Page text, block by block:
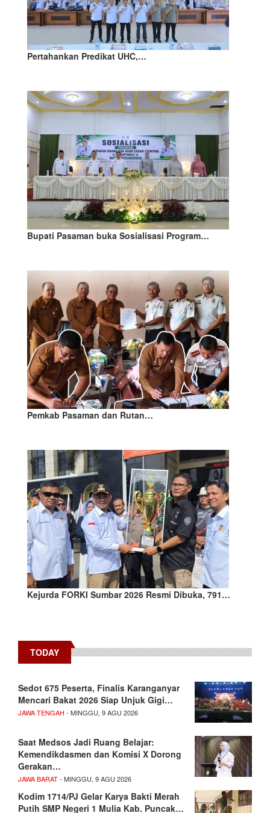
Pertahankan Predikat UHC,…
Bupati Pasaman buka Sosialisasi Program…
Pemkab Pasaman dan Rutan…
Kejurda FORKI Sumbar 2026 Resmi Dibuka, 791…
TODAY
Sedot 675 Peserta, Finalis Karanganyar
Mencari Bakat 2026 Siap Unjuk Gigi…
JAWA TENGAH - MINGGU, 9 AGU 2026
Saat Medsos Jadi Ruang Belajar:
Kemendikdasmen dan Komisi X Dorong
Gerakan…
JAWA BARAT- MINGGU, 9 AGU 2026
Kodim 1714/PJ Gelar Karya Bakti Merah
Putih SMP Negeri 1 Mulia Kab. Puncak…